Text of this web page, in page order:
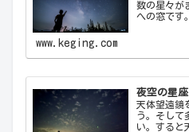
数の星々が
への窓です
さと神秘
www.keging.com
夜空の星
天体望遠鏡
う。そして
い。すると